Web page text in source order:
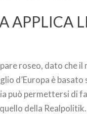
APPLICA
roseo, dato che
d’Europa è
può permettersi di
della